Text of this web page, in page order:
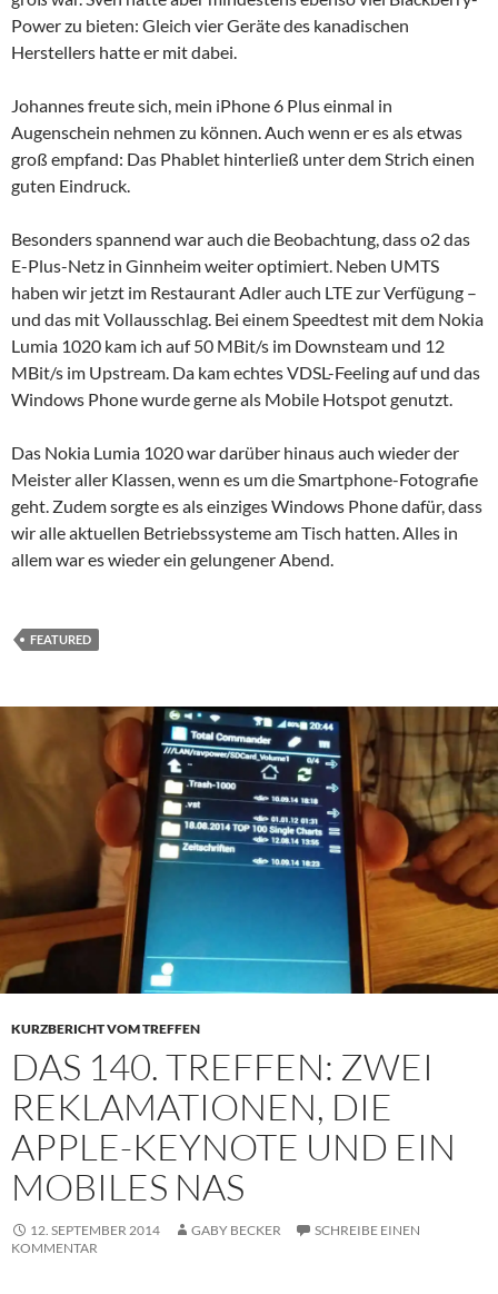
Power zu bieten: Gleich vier Geräte des kanadischen
Herstellers hatte er mit dabei.
Johannes freute sich, mein iPhone 6 Plus einmal in
Augenschein nehmen zu können. Auch wenn er es als etwas
groß empfand: Das Phablet hinterließ unter dem Strich einen
guten Eindruck.
Besonders spannend war auch die Beobachtung, dass o2 das
E-Plus-Netz in Ginnheim weiter optimiert. Neben UMTS
haben wir jetzt im Restaurant Adler auch LTE zur Verfügung –
und das mit Vollausschlag. Bei einem Speedtest mit dem Nokia
Lumia 1020 kam ich auf 50 MBit/s im Downsteam und 12
MBit/s im Upstream. Da kam echtes VDSL-Feeling auf und das
Windows Phone wurde gerne als Mobile Hotspot genutzt.
Das Nokia Lumia 1020 war darüber hinaus auch wieder der
Meister aller Klassen, wenn es um die Smartphone-Fotografie
geht. Zudem sorgte es als einziges Windows Phone dafür, dass
wir alle aktuellen Betriebssysteme am Tisch hatten. Alles in
allem war es wieder ein gelungener Abend.
FEATURED
KURZBERICHT VOM TREFFEN
DAS 140. TREFFEN: ZWEI
REKLAMATIONEN, DIE
APPLE-KEYNOTE UND EIN
MOBILES NAS
12. SEPTEMBER 2014 GABY BECKER
SCHREIBE EINEN
KOMMENTAR